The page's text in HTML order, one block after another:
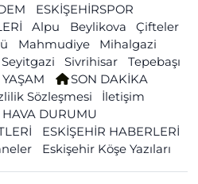
ESKİŞEHİRSPOR
Alpu Beylikova
Çifteler
Mahmudiye
Mihalgazi
Seyitgazi Sivrihisar
Tepebaşı
YAŞAM
SON DAKİKA
Sözleşmesi
İletişim
HAVA DURUMU
ESKİŞEHİR HABERLERİ
Eskişehir Köşe Yazıları